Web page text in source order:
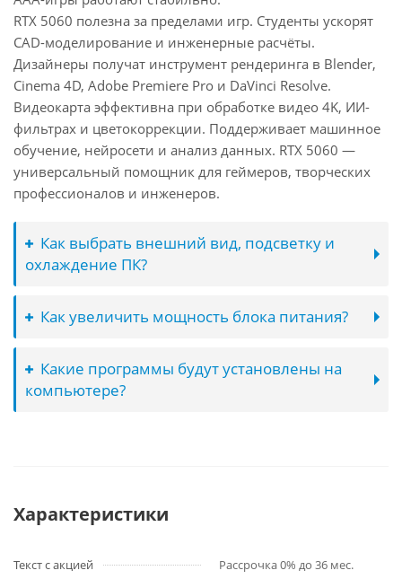
RTX 5060 полезна за пределами игр. Студенты ускорят
CAD-моделирование и инженерные расчёты.
Дизайнеры получат инструмент рендеринга в Blender,
Cinema 4D, Adobe Premiere Pro и DaVinci Resolve.
Видеокарта эффективна при обработке видео 4K, ИИ-
фильтрах и цветокоррекции. Поддерживает машинное
обучение, нейросети и анализ данных. RTX 5060 —
универсальный помощник для геймеров, творческих
профессионалов и инженеров.
Как выбрать внешний вид, подсветку и
охлаждение ПК?
Как увеличить мощность блока питания?
Какие программы будут установлены на
компьютере?
Характеристики
Текст с акцией Рассрочка 0% до 36 мес.